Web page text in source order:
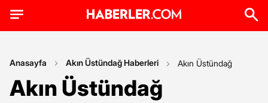
Anasayfa Akın Üstündağ Haberleri Akın Üstündağ
Akın Üstündağ